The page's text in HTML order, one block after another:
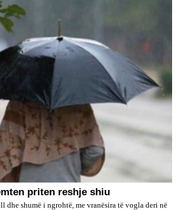
priten reshje shiu
dhe shumë i ngrohtë, me vranësira të vogla deri në